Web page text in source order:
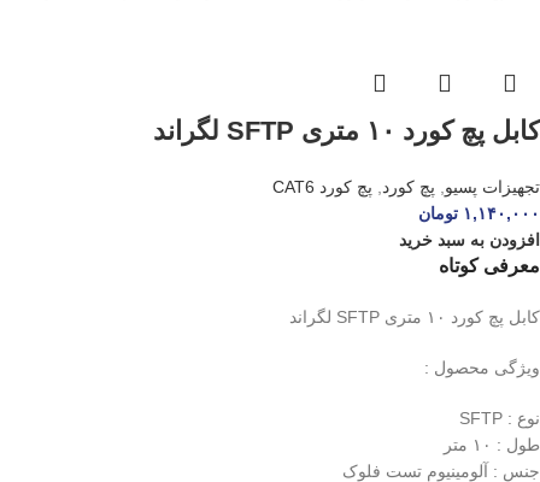
کابل پچ کورد ۱۰ متری SFTP لگراند
تجهیزات پسیو پچ کورد
پچ کورد CAT6
۱,۱۴۰,۰۰۰ تومان
افزودن به سبد خرید
معرفی کوتاه
کابل پچ کورد ۱۰ متری SFTP لگراند
ویژگی محصول :
نوع : SFTP
طول : ۱۰ متر
جنس : آلومینیوم تست فلوک